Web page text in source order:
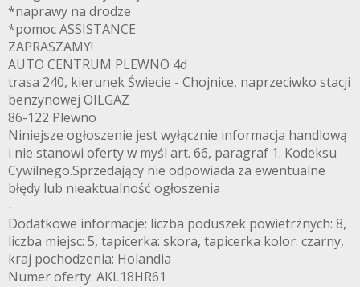
*naprawy na drodze
*pomoc ASSISTANCE
ZAPRASZAMY!
AUTO CENTRUM PLEWNO 4d
trasa 240, kierunek Świecie - Chojnice, naprzeciwko stacji
benzynowej OILGAZ
86-122 Plewno
Niniejsze ogłoszenie jest wyłącznie informacja handlową
i nie stanowi oferty w myśl art. 66, paragraf 1. Kodeksu
Cywilnego.Sprzedający nie odpowiada za ewentualne
błędy lub nieaktualność ogłoszenia
-
Dodatkowe informacje: liczba poduszek powietrznych: 8,
liczba miejsc: 5, tapicerka: skora, tapicerka kolor: czarny,
kraj pochodzenia: Holandia
Numer oferty: AKL18HR61